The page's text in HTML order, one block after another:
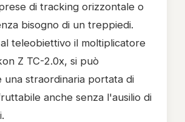
di tracking orizzontale o
bisogno di un treppiedi.
teleobiettivo il moltiplicatore
Z TC-2.0x, si può
una straordinaria portata di
anche senza l'ausilio di